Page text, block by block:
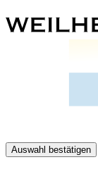
Auswahl bestätigen